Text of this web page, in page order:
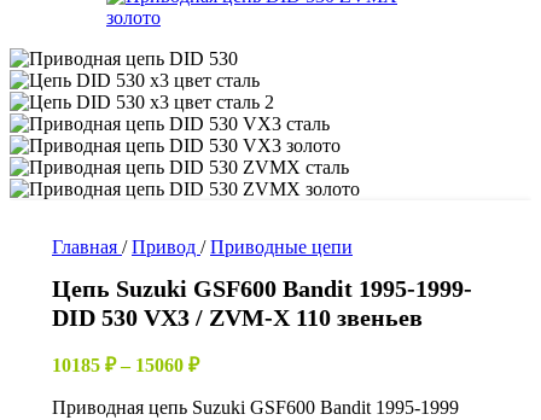
Главная / Привод / Приводные цепи
Цепь Suzuki GSF600 Bandit 1995-1999-
DID 530 VX3 / ZVM-X 110 звеньев
10185 ₽ – 15060 ₽Диапазон
10185 ₽
Приводная цепь Suzuki GSF600 Bandit 1995-1999